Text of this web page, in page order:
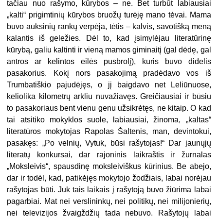
tačiau nuo rašymo, kūrybos – ne. Bet turbūt labiausiai
„kalti“ prigimtinių kūrybos bruožų turėję mano tėvai. Mama
buvo auksinių rankų verpėja, tėtis – kalvis, savotišką meną
kalantis iš geležies. Dėl to, kad įsimylėjau literatūrinę
kūrybą, galiu kaltinti ir vieną mamos giminaitį (gal dėdę, gal
antros ar kelintos eilės pusbrolį), kuris buvo didelis
pasakorius. Kokį nors pasakojimą pradėdavo vos iš
Trumbatiškio pajudėjęs, o jį baigdavo net Leliūnuose,
keliolika kilometrų arkliu nuvažiavęs. Greičiausiai ir būsiu
to pasakoriaus bent vienu genu užsikrėtęs, ne kitaip. O kad
tai atsitiko mokyklos suole, labiausiai, žinoma, „kaltas“
literatūros mokytojas Rapolas Šaltenis, man, devintokui,
pasakęs: „Po velnių, Vytuk, būsi rašytojas!“ Dar jaunųjų
literatų konkursai, dar rajoninis laikraštis ir žurnalas
„Moksleivis“, spausdinę moksleiviškus kūrinius. Be abejo,
dar ir todėl, kad, patikėjęs mokytojo žodžiais, labai norėjau
rašytojas būti. Juk tais laikais į rašytoją buvo žiūrima labai
pagarbiai. Mat nei verslininkų, nei politikų, nei milijonierių,
nei televizijos žvaigždžių tada nebuvo. Rašytojų labai